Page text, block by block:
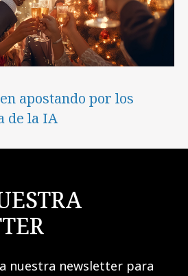
apostando por los
de la IA
nuestra newsletter para